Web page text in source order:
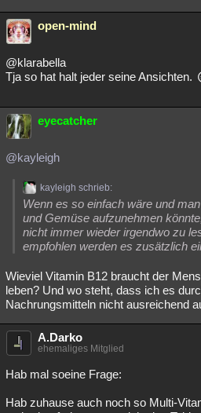
open-mind
@klarabella
Tja so hat halt jeder seine Ansichten.
eyecatcher
@kayleigh
kayleigh schrieb:
Wenn es so einfach wäre und
und Gemüse aufzunehmen
nicht immer wieder irgendwo zu
empfohlen werden es zusätzlich
Wieviel Vitamin B12 braucht der
leben? Und wo steht, dass ich es
Nachrungsmitteln nicht ausreichend
A.Darko
ehemaliges Mitglied
Hab mal soeine Frage:
Hab zuhause auch noch so Multi-